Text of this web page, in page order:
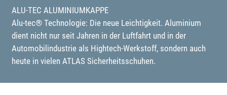
ALU-TEC ALUMINIUMKAPPE
Alu-tec® Technologie: Die neue Leichtigkeit. Aluminium
dient nicht nur seit Jahren in der Luftfahrt und in der
Automobilindustrie als Hightech-Werkstoff, sondern auch
heute in vielen ATLAS Sicherheitsschuhen.